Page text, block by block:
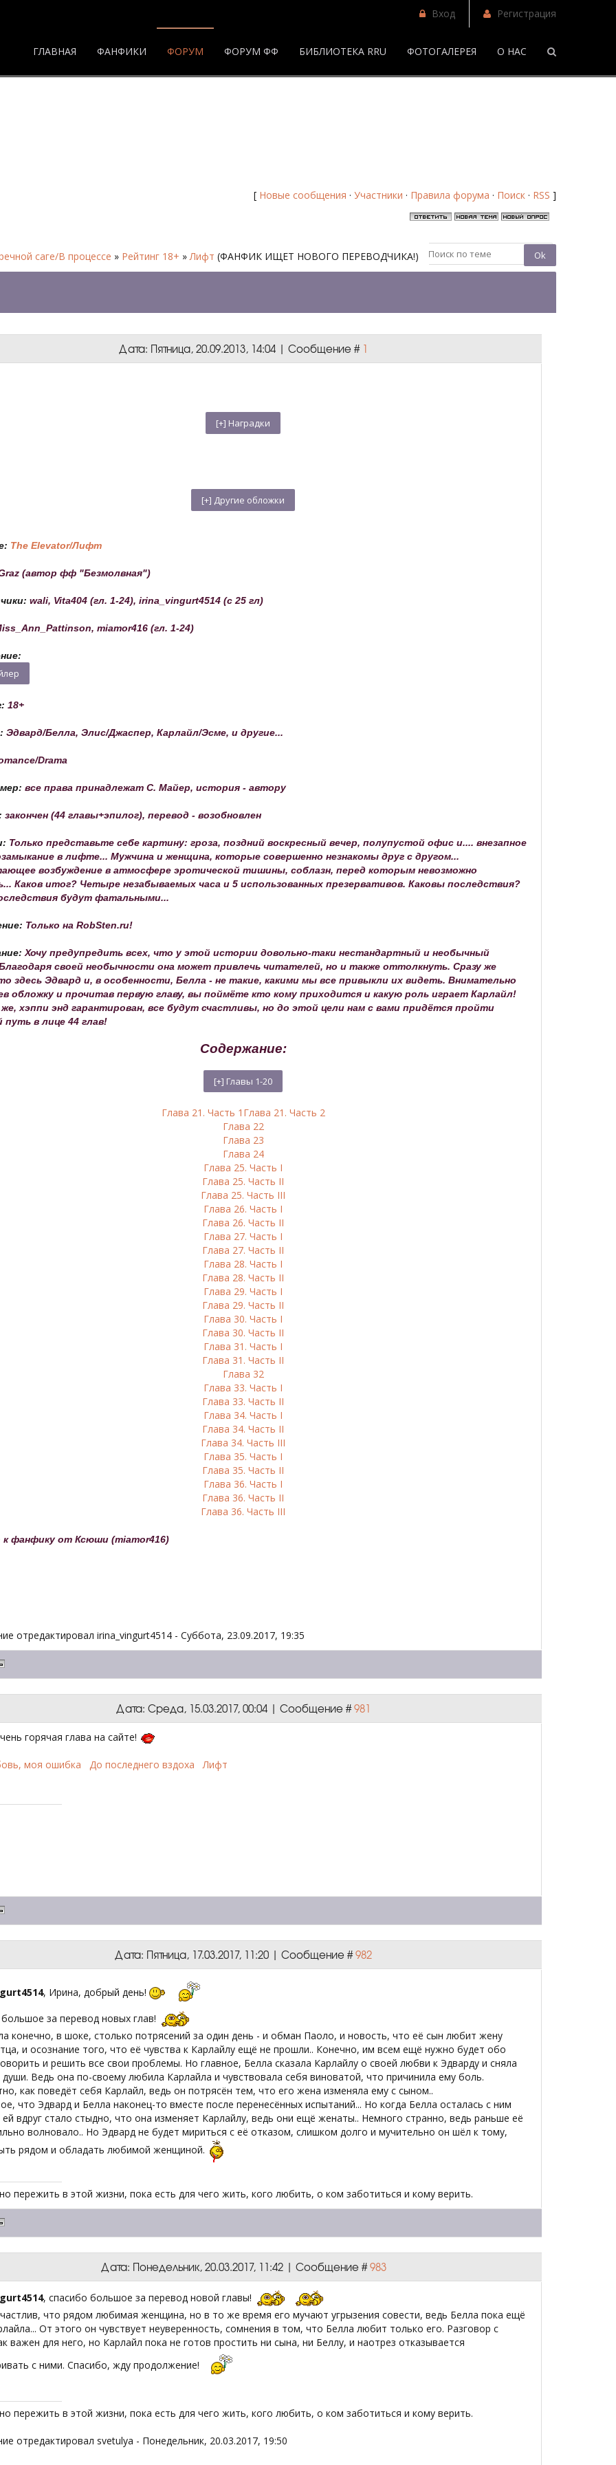
Вход Регистрация
ГЛАВНАЯ ФАНФИКИ ФОРУМ ФОРУМ ФФ БИБЛИОТЕКА RRU ФОТОГАЛЕРЕЯ О НАС
[ Новые сообщения · Участники · Правила форума · Поиск · RSS ]
саге/В процессе » Рейтинг 18+ » Лифт (ФАНФИК ИЩЕТ НОВОГО ПЕРЕВОДЧИКА!)
Дата: Пятница, 20.09.2013, 14:04 | Сообщение # 1
The Elevator/Лифт
(автор фф "Безмолвная")
wali, Vita404 (гл. 1-24), irina_vingurt4514 (с 25 гл)
miamor416 (гл. 1-24)
18+
Эдвард/Белла, Элис/Джаспер, Карлайл/Эсме, и другие...
Drama
все права принадлежат С. Майер, история - автору
закончен (44 главы+эпилог), перевод - возобновлен
Только представьте себе картину: гроза, поздний воскресный вечер, полупустой офис и.... внезапное
в лифте... Мужчина и женщина, которые совершенно незнакомы друг с другом...
возбуждение в атмосфере эротической тишины, соблазн, перед которым невозможно
Каков итог? Четыре незабываемых часа и 5 использованных презервативов. Каковы последствия?
будут фатальными...
Только на RobSten.ru!
Хочу предупредить всех, что у этой истории довольно-таки нестандартный и необычный
своей необычности она может привлечь читателей, но и также оттолкнуть. Сразу же
здесь Эдвард и, в особенности, Белла - не такие, какими мы все привыкли их видеть. Внимательно
обложку и прочитав первую главу, вы поймёте кто кому приходится и какую роль играет Карлайл!
же, хэппи энд гарантирован, все будут счастливы, но до этой цели нам с вами придётся пройти
путь в лице 44 глав!
Содержание:
Глава 21. Часть 1 Глава 21. Часть 2
Глава 22
Глава 23
Глава 24
Глава 25. Часть I
Глава 25. Часть II
Глава 25. Часть III
Глава 26. Часть I
Глава 26. Часть II
Глава 27. Часть I
Глава 27. Часть II
Глава 28. Часть I
Глава 28. Часть II
Глава 29. Часть I
Глава 29. Часть II
Глава 30. Часть I
Глава 30. Часть II
Глава 31. Часть I
Глава 31. Часть II
Глава 32
Глава 33. Часть I
Глава 33. Часть II
Глава 34. Часть I
Глава 34. Часть II
Глава 34. Часть III
Глава 35. Часть I
Глава 35. Часть II
Глава 36. Часть I
Глава 36. Часть II
Глава 36. Часть III
к фанфику от Ксюши (miamor416)
отредактировал irina_vingurt4514 - Суббота, 23.09.2017, 19:35
Дата: Среда, 15.03.2017, 00:04 | Сообщение #981
горячая глава на сайте!
моя ошибка До последнего вздоха Лифт
Дата: Пятница, 17.03.2017, 11:20 | Сообщение #982
, Ирина, добрый день!
за перевод новых глав!
конечно, в шоке, столько потрясений за один день - и обман Паоло, и новость, что её сын любит жену
и осознание того, что её чувства к Карлайлу ещё не прошли.. Конечно, им всем ещё нужно будет обо
и решить все свои проблемы. Но главное, Белла сказала Карлайлу о своей любви к Эдварду и сняла
души. Ведь она по-своему любила Карлайла и чувствовала себя виноватой, что причинила ему боль.
как поведёт себя Карлайл, ведь он потрясён тем, что его жена изменяла ему с сыном..
что Эдвард и Белла наконец-то вместе после перенесённых испытаний... Но когда Белла осталась с ним
ей вдруг стало стыдно, что она изменяет Карлайлу, ведь они ещё женаты.. Немного странно, ведь раньше её
волновало.. Но Эдвард не будет мириться с её отказом, слишком долго и мучительно он шёл к тому,
рядом и обладать любимой женщиной.
пережить в этой жизни, пока есть для чего жить, кого любить, о ком заботиться и кому верить.
Дата: Понедельник, 20.03.2017, 11:42 | Сообщение #983
, спасибо большое за перевод новой главы!
что рядом любимая женщина, но в то же время его мучают угрызения совести, ведь Белла пока ещё
От этого он чувствует неуверенность, сомнения в том, что Белла любит только его. Разговор с
важен для него, но Карлайл пока не готов простить ни сына, ни Беллу, и наотрез отказывается
с ними. Спасибо, жду продолжение!
пережить в этой жизни, пока есть для чего жить, кого любить, о ком заботиться и кому верить.
отредактировал svetulya - Понедельник, 20.03.2017, 19:50